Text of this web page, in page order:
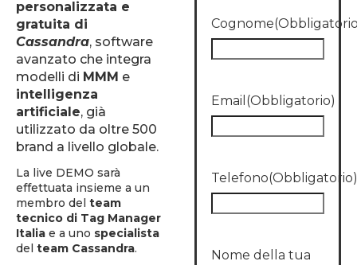
personalizzata e
gratuita di
Cassandra, software
avanzato che integra
modelli di MMM e
intelligenza
artificiale, già
utilizzato da oltre 500
brand a livello globale.
La live DEMO sarà
effettuata insieme a un
membro del team
tecnico di Tag Manager
Italia e a uno specialista
del team Cassandra.
Cognome
Email (Obbligatorio)
Telefono(Obbligatorio)
Nome della tua